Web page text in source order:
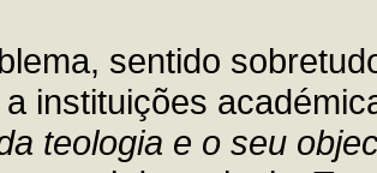
sentido
instituições
teologia e o seu